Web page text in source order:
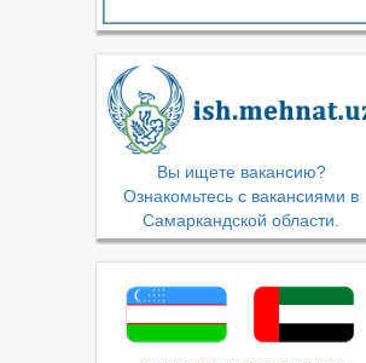
Вы ищете вакансию?
Ознакомьтесь с вакансиями в
Самаркандской области.